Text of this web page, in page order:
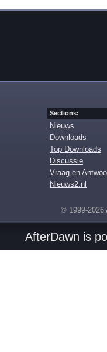
Sections:
Nieuws
Downloads
Top Downloads
Discussie
Vraag en
Nieuws2.nl
© 1999-2026
AfterDawn is